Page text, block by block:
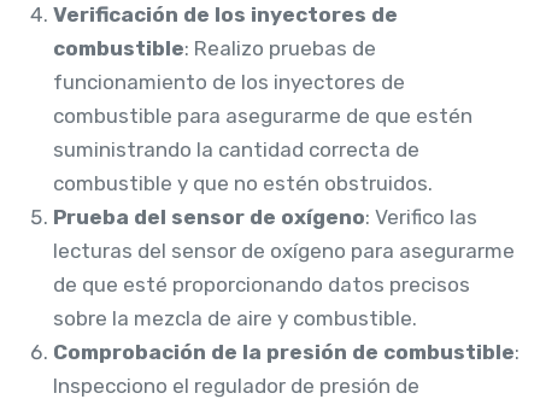
Verificación de los inyectores de
combustible: Realizo pruebas de
funcionamiento de los inyectores de
combustible para asegurarme de que estén
suministrando la cantidad correcta de
combustible y que no estén obstruidos.
Prueba del sensor de oxígeno: Verifico las
lecturas del sensor de oxígeno para asegurarme
de que esté proporcionando datos precisos
sobre la mezcla de aire y combustible.
Comprobación de la presión de combustible:
Inspecciono el regulador de presión de